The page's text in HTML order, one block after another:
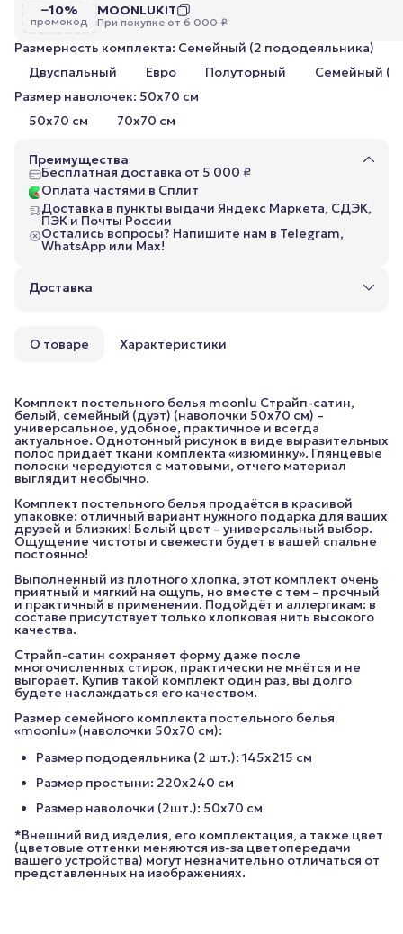
−10%
промокод
MOONLUKIT
При покупке от 6 000 ₽
Размерность комплекта: Семейный (2 пододеяльника)
Двуспальный
Евро Полуторный
Семейный (2
Размер наволочек: 50x70 см
50x70 см
70x70 см
Преимущества
Бесплатная доставка от 5 000 ₽
Оплата частями в Сплит
Доставка в пункты выдачи Яндекс Маркета, СДЭК,
ПЭК и Почты России
Остались вопросы? Напишите нам в Telegram,
WhatsApp или Max!
Доставка
О товаре Характеристики
Комплект постельного белья moonlu Страйп-сатин,
белый, семейный (дуэт) (наволочки 50x70 см) –
универсальное, удобное, практичное и всегда
актуальное. Однотонный рисунок в виде выразительных
полос придаёт ткани комплекта «изюминку». Глянцевые
полоски чередуются с матовыми, отчего материал
выглядит необычно.
Комплект постельного белья продаётся в красивой
упаковке: отличный вариант нужного подарка для ваших
друзей и близких! Белый цвет – универсальный выбор.
Ощущение чистоты и свежести будет в вашей спальне
постоянно!
Выполненный из плотного хлопка, этот комплект очень
приятный и мягкий на ощупь, но вместе с тем – прочный
и практичный в применении. Подойдёт и аллергикам: в
составе присутствует только хлопковая нить высокого
качества.
Страйп-сатин сохраняет форму даже после
многочисленных стирок, практически не мнётся и не
выгорает. Купив такой комплект один раз, вы долго
будете наслаждаться его качеством.
Размер семейного комплекта постельного белья
«moonlu» (наволочки 50x70 см):
Размер пододеяльника (2 шт.): 145х215 см
Размер простыни: 220х240 см
Размер наволочки (2шт.): 50х70 см
*Внешний вид изделия, его комплектация, а также цвет
(цветовые оттенки меняются из-за цветопередачи
вашего устройства) могут незначительно отличаться от
представленных на изображениях.